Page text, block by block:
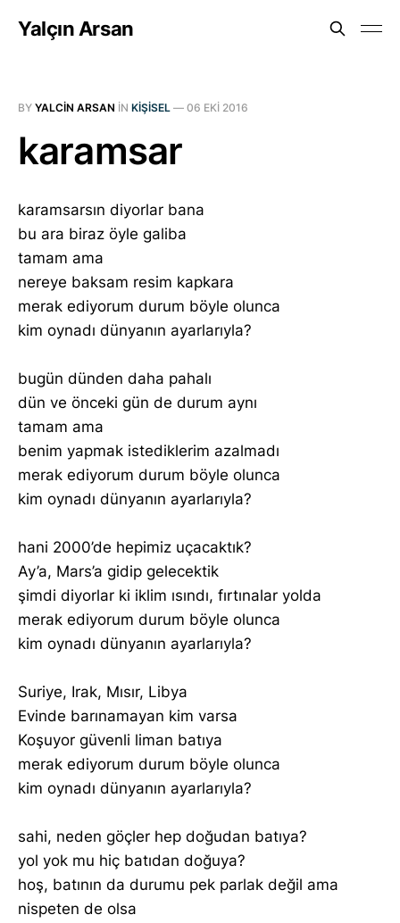
Yalçın Arsan
BY YALCIN ARSAN IN KIŞISEL — 06 EKI 2016
karamsar
karamsarsın diyorlar bana
bu ara biraz öyle galiba
tamam ama
nereye baksam resim kapkara
merak ediyorum durum böyle olunca
kim oynadı dünyanın ayarlarıyla?
bugün dünden daha pahalı
dün ve önceki gün de durum aynı
tamam ama
benim yapmak istediklerim azalmadı
merak ediyorum durum böyle olunca
kim oynadı dünyanın ayarlarıyla?
hani 2000’de hepimiz uçacaktık?
Ay’a, Mars’a gidip gelecektik
şimdi diyorlar ki iklim ısındı, fırtınalar yolda
merak ediyorum durum böyle olunca
kim oynadı dünyanın ayarlarıyla?
Suriye, Irak, Mısır, Libya
Evinde barınamayan kim varsa
Koşuyor güvenli liman batıya
merak ediyorum durum böyle olunca
kim oynadı dünyanın ayarlarıyla?
sahi, neden göçler hep doğudan batıya?
yol yok mu hiç batıdan doğuya?
hoş, batının da durumu pek parlak değil ama
nispeten de olsa